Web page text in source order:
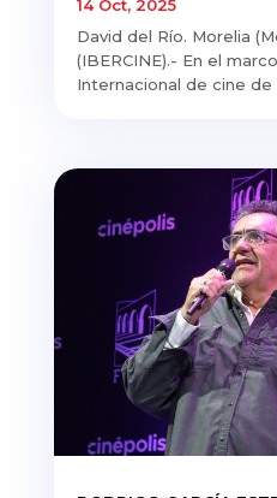
14 Oct, 2025
David del Río. Morelia
(IBERCINE).- En el
Internacional de cine de